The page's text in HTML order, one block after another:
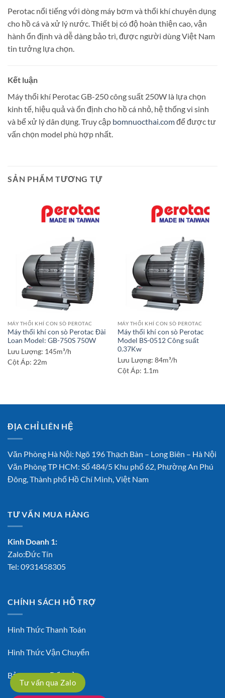
Perotac nổi tiếng với dòng máy bơm và thổi khí chuyên dụng
cho hồ cá và xử lý nước. Thiết bị có độ hoàn thiện cao, vận
hành ổn định và dễ dàng bảo trì, được người dùng Việt Nam
tin tưởng lựa chọn.
Kết luận
Máy thổi khí Perotac GB-250 công suất 250W là lựa chọn
kinh tế, hiệu quả và ổn định cho hồ cá nhỏ, hệ thống vi sinh
và bể xử lý dân dụng. Truy cập bomnuocthai.comđể được tư
vấn chọn model phù hợp nhất.
SẢN PHẨM TƯƠNG TỰ
MÁY THỔI KHÍ CON SÒ PEROTAC
Máy thổi khí con sò Perotac Đài
Loan Model: GB-750S 750W
Lưu Lượng: 145m³/h
Cột Áp: 22m
MÁY THỔI KHÍ CON SÒ PEROTAC
Máy thổi khí con sò Perotac
Model BS-0512 Công suất
0.37Kw
Lưu Lượng: 84m³/h
Cột Áp: 1.1m
ĐỊA CHỈ LIÊN HỆ
Văn Phòng Hà Nội: Ngõ 196 Thạch Bàn – Long Biên – Hà Nội
Văn Phòng TP HCM: Số 484/5 Khu phố 62, Phường An Phú
Đông, Thành phố Hồ Chí Minh, Việt Nam
TƯ VẤN MUA HÀNG
Kinh Doanh 1:
Zalo:Đức Tín
Tel: 0931458305
CHÍNH SÁCH HỖ TRỢ
Hình Thức Thanh Toán
Hình Thức Vận Chuyển
Bảo Hành – Đổi Trả
Tư vấn qua Zalo